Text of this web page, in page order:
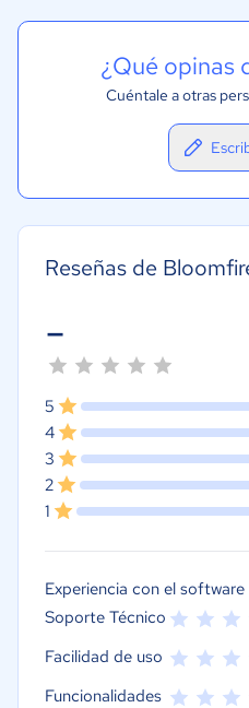
¿Qué opinas
Cuéntale a otras
Reseñas de
-
5
4
3
2
1
Experiencia con el software
Soporte Técnico
Facilidad de uso
Funcionalidades